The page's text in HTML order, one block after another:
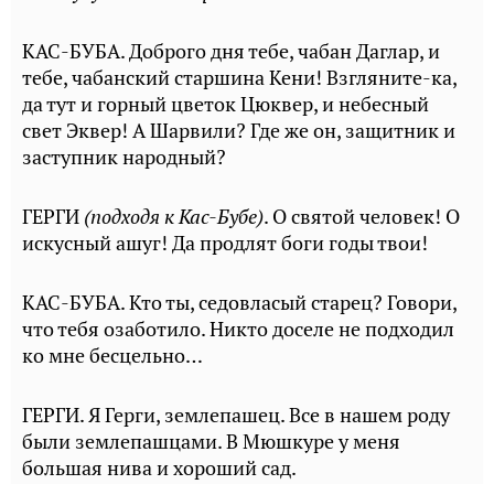
КАС-БУБА. Доброго дня тебе, чабан Даглар, и
тебе, чабанский старшина Кени! Взгляните-ка,
да тут и горный цветок Цюквер, и небесный
свет Эквер! А Шарвили? Где же он, защитник и
заступник народный?
ГЕРГИ (подходя к Кас-Бубе). О святой человек! О
искусный ашуг! Да продлят боги годы твои!
КАС-БУБА. Кто ты, седовласый старец? Говори,
что тебя озаботило. Никто доселе не подходил
ко мне бесцельно…
ГЕРГИ. Я Герги, землепашец. Все в нашем роду
были землепашцами. В Мюшкуре у меня
большая нива и хороший сад.